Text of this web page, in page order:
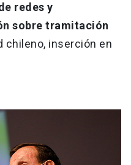
redes y
sobre tramitación
chileno, inserción en